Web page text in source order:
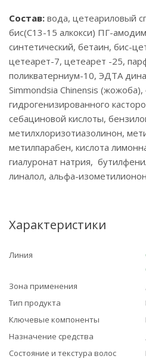
Состав: вода, цетеариловый
бис(С13-15 алкокси) ПГ-
синтетический, бетаин, бис-
цетеарет-7, цетеарет -25,
поликватерниум-10, ЭДТА
Simmondsia Chinensis
гидрогенизированного
себациновой кислоты,
метилхлоризотиазолинон,
метилпарабен, кислота
гиалуронат натрия,
линалол, альфа-изометилионон
Характеристики
Линия
Зона применения
Тип продукта
Ключевые компоненты
Назначение средства
Состояние и текстура волос